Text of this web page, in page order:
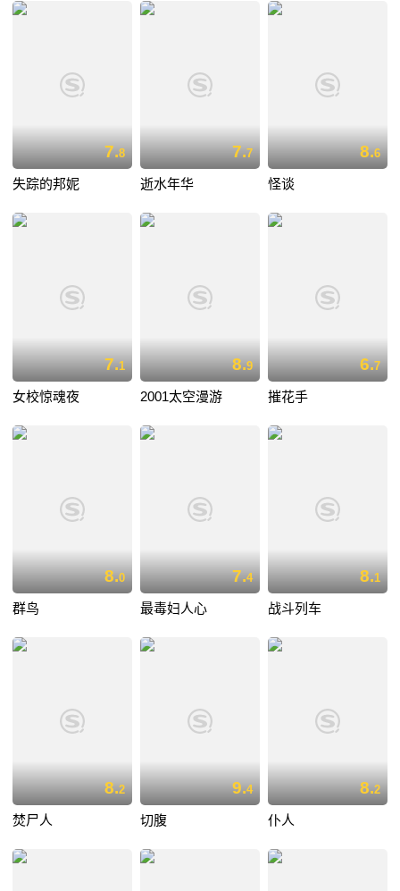
7.8
失踪的邦妮
7.7
逝水年华
8.6
怪谈
7.1
女校惊魂夜
8.9
2001太空漫游
6.7
摧花手
8.0
群鸟
7.4
最毒妇人心
8.1
战斗列车
8.2
焚尸人
9.4
切腹
8.2
仆人